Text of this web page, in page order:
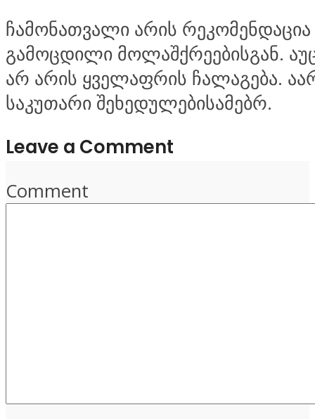
ჩამონათვალი არის რეკომენდაცია
გამოცდილი მოლაშქრეებისგან.
არ არის ყველაფრის ჩალაგება.
საკუთარი შეხედულებისამებრ.
Leave a Comment
Comment